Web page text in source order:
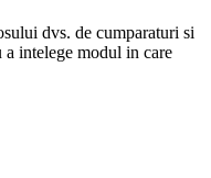
dvs. de cumparaturi si
intelege modul in care